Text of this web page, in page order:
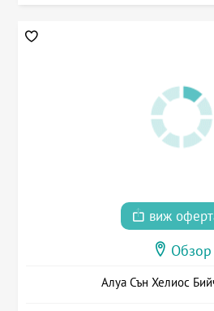
виж
Обзор
Алуа Сън Хелиос